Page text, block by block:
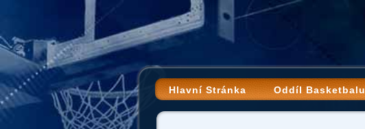
Hlavní Stránka Oddíl Basketbalu